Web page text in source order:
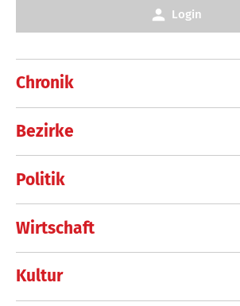
Chronik
Bezirke
Politik
Wirtschaft
Kultur
Login